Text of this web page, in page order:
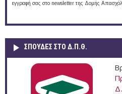
εγγραφή σας στο newsletter της Δομής
ΣΠΟΥΔΈΣ ΣΤΟ Δ.Π.Θ.